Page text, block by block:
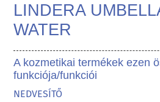
LINDERA
WATER
A kozmetikai termékek ezen
funkciója/funkciói
NEDVESÍTŐ